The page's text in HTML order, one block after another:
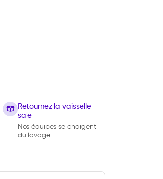
Retournez la vaisselle
sale
Nos équipes se chargent
du lavage